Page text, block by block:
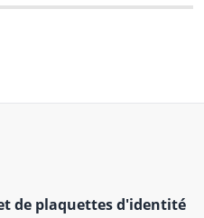
de plaquettes d'identité